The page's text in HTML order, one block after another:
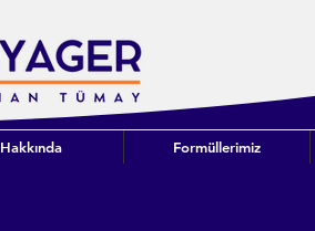
Hakkında Formüllerimiz